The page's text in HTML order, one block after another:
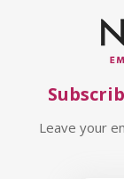
Leave your